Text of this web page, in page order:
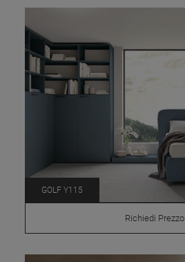
GOLF Y115
Richiedi Prezzo